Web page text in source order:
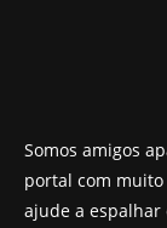
Somos amigos
portal com muito
ajude a espalhar